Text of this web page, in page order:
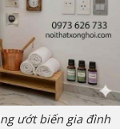
ướt biến gia đình